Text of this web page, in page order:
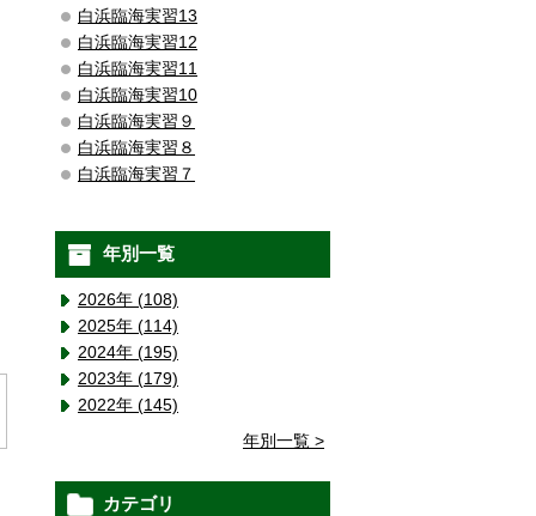
白浜臨海実習13
白浜臨海実習12
白浜臨海実習11
白浜臨海実習10
白浜臨海実習９
白浜臨海実習８
白浜臨海実習７
年別一覧
2026年 (108)
2025年 (114)
2024年 (195)
2023年 (179)
2022年 (145)
年別一覧 >
カテゴリ